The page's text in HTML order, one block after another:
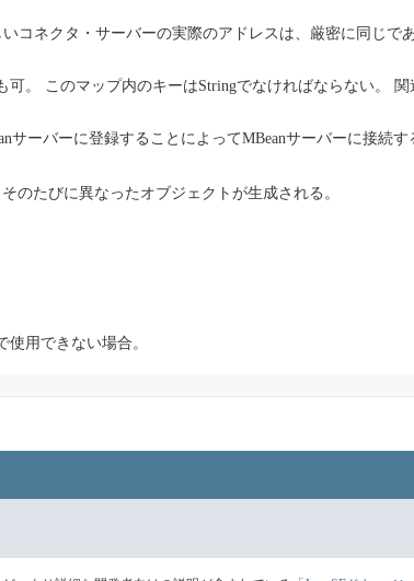
コネクタ・サーバーの実際のアドレスは、厳密に同じで
可。 このマップ内のキーはStringでなければならない。
関
サーバーに登録することによってMBeanサーバーに接続す
のたびに異なったオブジェクトが生成される。
用できない場合。